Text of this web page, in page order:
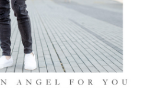
得法定代理人或監護人之同意方可使用
經同意申辦者引起之損失，本公司不負相關責
」時，將依據個別帳號之用戶狀況，依本公司即
若仍有額度不足之情形，本公司將視審查結果
使用他人資訊註冊。若發現惡意使用之情形，